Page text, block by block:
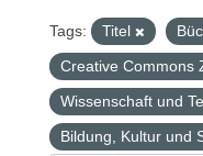
Tags: Titel
Creative Commons
Wissenschaft und
Bildung, Kultur und